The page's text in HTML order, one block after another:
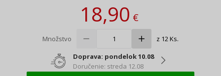
18,90€
Množstvo z 12 Ks.
Doprava: pondelok 10.08
Doručenie: streda 12.08